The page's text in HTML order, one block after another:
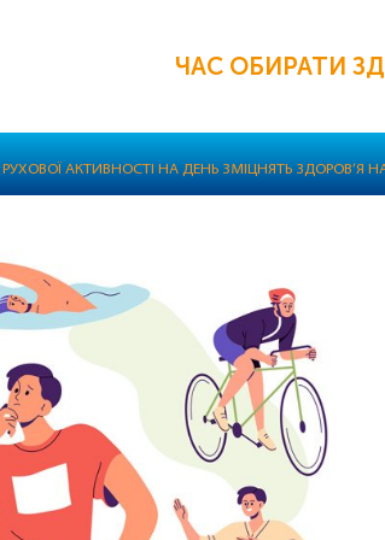
ЧАС ОБИРАТИ
РУХОВОЇ АКТИВНОСТІ НА ДЕНЬ ЗМІЦНЯТЬ ЗДОРОВ’Я